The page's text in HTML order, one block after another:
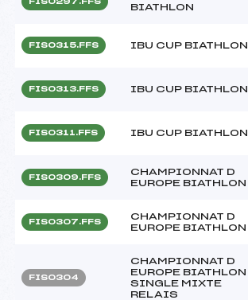
BIATHLON
FIS0315.FFS IBU CUP BIATHLON
FIS0313.FFS IBU CUP BIATHLON
FIS0311.FFS IBU CUP BIATHLON
FIS0309.FFS
CHAMPIONNAT D
EUROPE BIATHLON
FIS0307.FFS
CHAMPIONNAT D
EUROPE BIATHLON
FIS0304
CHAMPIONNAT D
EUROPE BIATHLON
SINGLE MIXTE
RELAIS